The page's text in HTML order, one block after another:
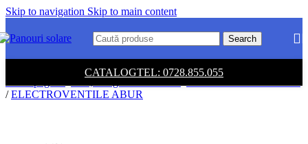
Skip to navigation Skip to main content
Search
CATALOGTEL: 0728.855.055
/ ELECTROVENTILE ABUR